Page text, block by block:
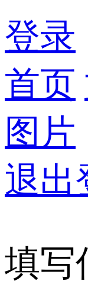
登录
首页
图片
退出
填写